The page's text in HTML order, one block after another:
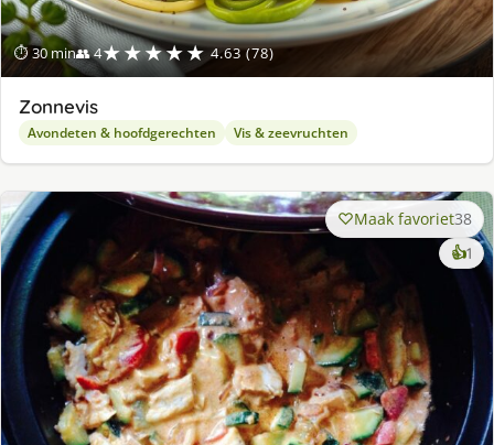
⏱ 30 min👥 4★★★★★ 4.63 (78)
Zonnevis
Avondeten & hoofdgerechten Vis & zeevruchten
Maak favoriet38
👍1